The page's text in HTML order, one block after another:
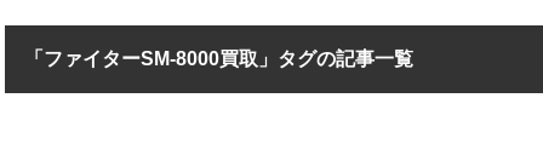
「ファイターSM-8000買取」タグの記事一覧